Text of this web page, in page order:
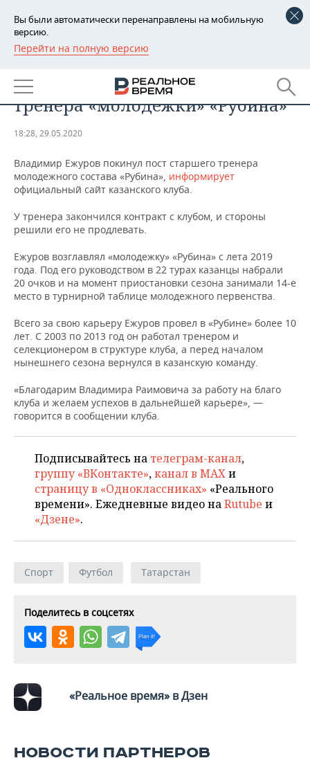
Вы были автоматически перенаправлены на мобильную
версию.
Перейти на полную версию
РЕГИОНЫ
БАШКОРТОСТАН
ТАТАРСТАН
НОВОСТИ
АНАЛИТИКА
ДЕКЛАРАЦИИ О ДОХОДАХ
КОМУ ПРИНАДЛЕЖАТ
ТОРГОВЫЕ ЦЕНТРЫ
ТАТАРСТАНА
НОВОСТИ ЭКОНОМИКИ
БЮДЖЕТ
ИНВЕСТИЦИИ
ПРОМЫШЛЕННОСТЬ
ПРОМЫШЛЕННОСТИ
АГРОПРОМ
МАШИНОСТРОЕНИЕ
НЕФТЬ
ЭНЕРГЕТИКА
НОВОСТИ АВТО
БИЗНЕС
НОВОСТИ БИЗНЕСА
РОЗНИЧНАЯ ТОРГОВЛЯ
ТРАНСПОРТ
УСЛУГИ
ТЕХНОЛОГИИ
НОВОСТИ ТЕХНОЛОГИЙ
IT
МЕДИА
МЕРОПРИЯТИЯ
НОВОСТИ МЕРОПРИЯТИЙ
ВЫЕЗДНАЯ РЕДАКЦИЯ
ONLINE-КОНФЕРЕНЦИИ
ОТКРЫТАЯ ЛЕКЦИЯ
СПОРТ
НОВОСТИ СПОРТА
ХОККЕЙ
БАСКЕТБОЛ
ВОЛЕЙБОЛ
ВОДНЫЕ ВИДЫ СПОРТА
ОБЩЕСТВО
ВЛАСТЬ
ИНФРАСТРУКТУРА
ИСТОРИЯ
ОБРАЗОВАНИЕ
СЮЖЕТЫ
СПРАВОЧНИК
СПИСОК ПЕРСОН
ПОЛНАЯ ВЕРСИЯ
Ежуров покинул пост главного
тренера «молодежки» «Рубина»
18:28, 29.05.2020
Владимир Ежуров покинул пост старшего тренера
молодежного состава «Рубина», информирует
официальный сайт казанского клуба.
У тренера закончился контракт с клубом, и стороны
решили его не продлевать.
Ежуров возглавлял «молодежку» «Рубина» с лета 2019
года. Под его руководством в 22 турах казанцы набрали
20 очков и на момент приостановки сезона занимали 14-е
место в турнирной таблице молодежного первенства.
Всего за свою карьеру Ежуров провел в «Рубине» более 10
лет. С 2003 по 2013 год он работал тренером и
селекционером в структуре клуба, а перед началом
нынешнего сезона вернулся в казанскую команду.
«Благодарим Владимира Раимовича за работу на благо
клуба и желаем успехов в дальнейшей карьере», —
говорится в сообщении клуба.
Подписывайтесь на телеграм-канал,
группу «ВКонтакте»,канал в MAXи
страницу в «Одноклассниках» «Реального
времени». Ежедневные видео наRutube и
«Дзене».
Спорт Футбол Татарстан
Поделитесь в соцсетях
«Реальное время» в Дзен
НОВОСТИ ПАРТНЕРОВ